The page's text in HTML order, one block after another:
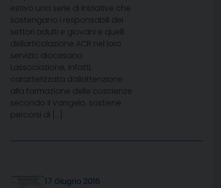
estivo una serie di iniziative che
sostengano i responsabili dei
settori adulti e giovani e quelli
dellarticolazione ACR nel loro
servizio diocesano.
Lassociazione, infatti,
caratterizzata dallattenzione
alla formazione delle coscienze
secondo il Vangelo, sostiene
percorsi di […]
17 Giugno 2016